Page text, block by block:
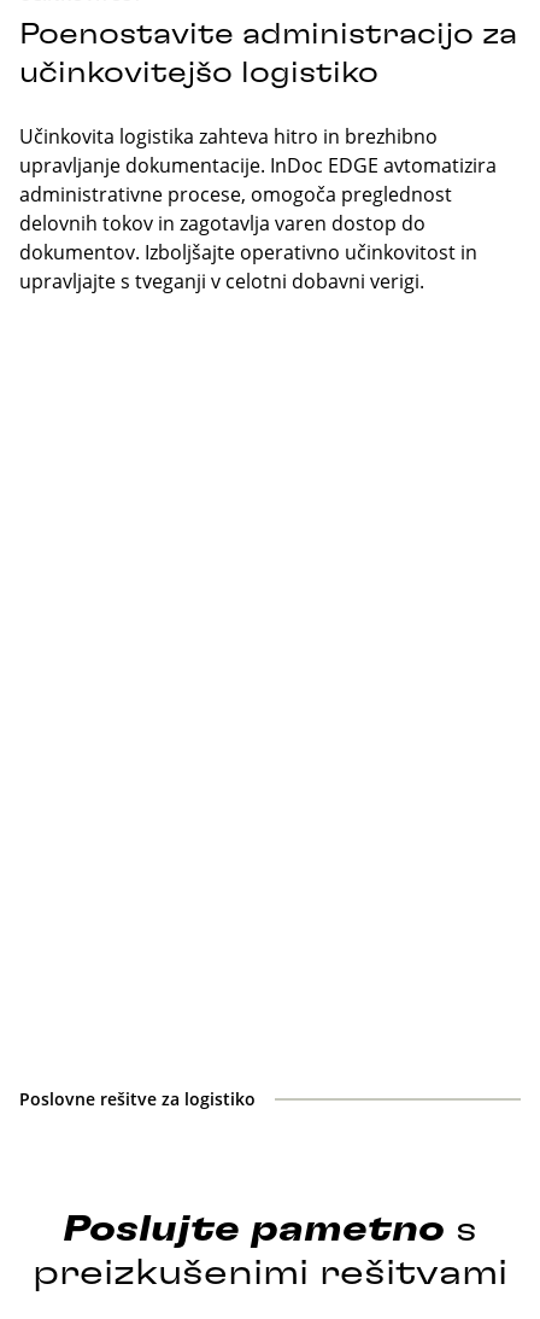
Poenostavite administracijo za
učinkovitejšo logistiko
Učinkovita logistika zahteva hitro in brezhibno
upravljanje dokumentacije. InDoc EDGE avtomatizira
administrativne procese, omogoča preglednost
delovnih tokov in zagotavlja varen dostop do
dokumentov. Izboljšajte operativno učinkovitost in
upravljajte s tveganji v celotni dobavni verigi.
Poslovne rešitve za logistiko
Poslujte pametno s
preizkušenimi rešitvami